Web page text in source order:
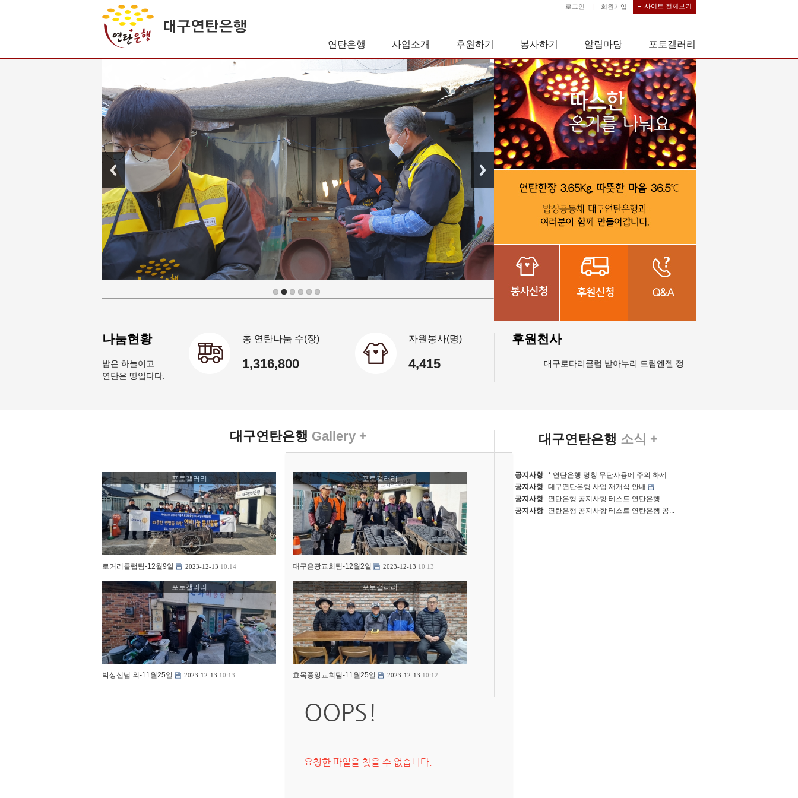
사이트 전체보기
로그인 | 회원가입
연탄은행 사업소개 후원하기 봉사하기 알림마당 포토갤러리
나눔현황
밥은 하늘이고
연탄은 땅입다다.
총 연탄나눔 수(장)
1,316,800
자원봉사(명)
4,415
후원천사
대구로타리클럽 받아누리 드림엔젤 정재영 외4명 정혜민 외2명 김세
대구연탄은행 Gallery +
포토갤러리
로커리클럽팀-12월9일 2023-12-13 10:14
포토갤러리
대구은광교회팀-12월2일 2023-12-13 10:13
포토갤러리
박상신님 외-11월25일 2023-12-13 10:13
포토갤러리
효목중앙교회팀-11월25일 2023-12-13 10:12
대구연탄은행 소식 +
공지사항 * 연탄은행 명칭 무단사용에 주의 하세...
공지사항 대구연탄은행 사업 재개식 안내
공지사항
연탄은행 공지사항 테스트 연탄은행
공지사항
연탄은행 공지사항 테스트 연탄은행 공...
OOPS!
요청한 파일을 찾을 수 없습니다.